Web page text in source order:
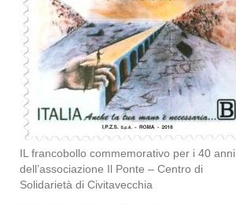
IL francobollo commemorativo per i 40 anni
dell’associazione Il Ponte – Centro di
Solidarietà di Civitavecchia